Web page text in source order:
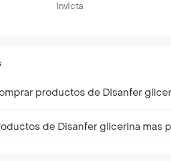
Invicta
productos de Disanfer
de Disanfer glicerina mas